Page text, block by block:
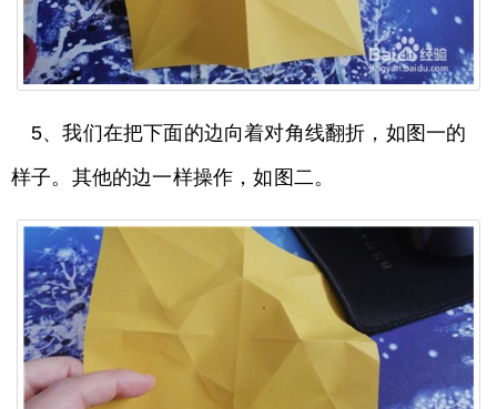
5、我们在把下面的边向着对角线翻折，如图一的
样子。其他的边一样操作，如图二。